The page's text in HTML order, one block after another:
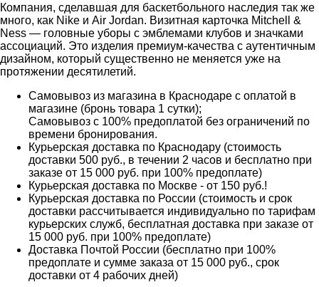
Компания, сделавшая для баскетбольного наследия так же
много, как Nike и Air Jordan. Визитная карточка Mitchell &
Ness — головные уборы с эмблемами клубов и значками
ассоциаций. Это изделия премиум-качества с аутентичным
дизайном, который существенно не меняется уже на
протяжении десятилетий.
Самовывоз из магазина в Краснодаре с оплатой в
магазине (бронь товара 1 сутки);
Самовывоз с 100% предоплатой без ограничений по
времени бронирования.
Курьерская доставка по Краснодару (стоимость
доставки 500 руб., в течении 2 часов и бесплатно при
заказе от 15 000 руб. при 100% предоплате)
Курьерская доставка по Москве - от 150 руб.!
Курьерская доставка по России (стоимость и срок
доставки рассчитывается индивидуально по тарифам
курьерских служб, бесплатная доставка при заказе от
15 000 руб. при 100% предоплате)
Доставка Почтой России (бесплатно при 100%
предоплате и сумме заказа от 15 000 руб., срок
доставки от 4 рабочих дней)